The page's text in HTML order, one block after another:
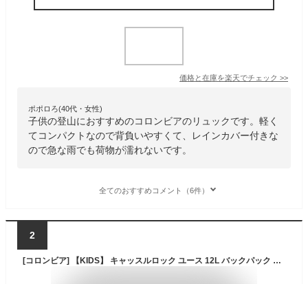
価格と在庫を楽天でチェック >>
ポポロろ(40代・女性)
子供の登山におすすめのコロンビアのリュックです。軽く
てコンパクトなので背負いやすくて、レインカバー付きな
ので急な雨でも荷物が濡れないです。
全てのおすすめコメント（6件）
2
[コロンビア] 【KIDS】 キャッスルロック ユース 12L バックパック PU8706 キッズ ワンサイズ ブラック